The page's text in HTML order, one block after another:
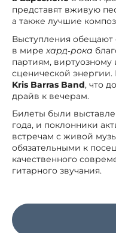
представят вживую
а также лучшие
Выступления обещают
в мирехард‑рока
партиям,
сценической энергии.
Kris Barras Band, что
драйв к вечерам.
Билеты были
года, и поклонники
встречам с живой
обязательными к
качественного
гитарного звучания.